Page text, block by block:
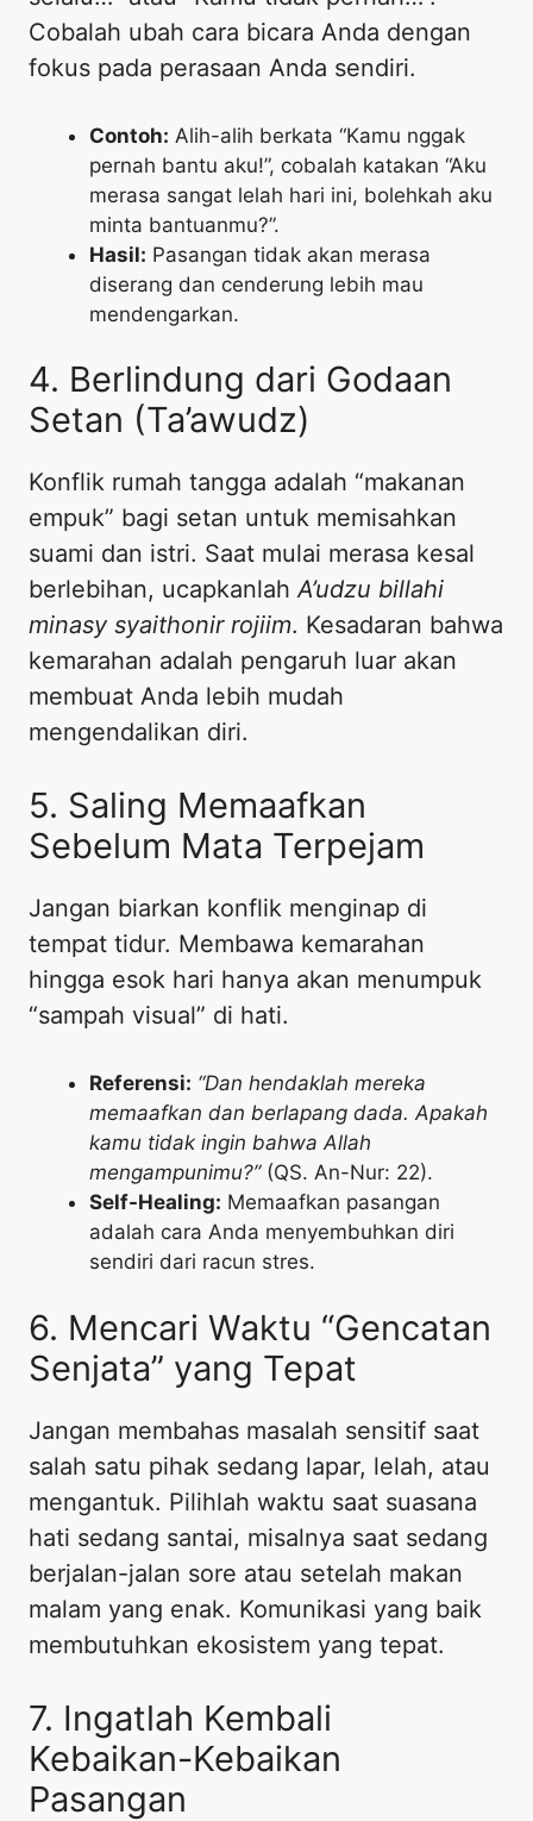
Cobalah ubah cara bicara Anda dengan
fokus pada perasaan Anda sendiri.
Contoh: Alih-alih berkata “Kamu nggak
pernah bantu aku!”, cobalah katakan “Aku
merasa sangat lelah hari ini, bolehkah aku
minta bantuanmu?”.
Hasil: Pasangan tidak akan merasa
diserang dan cenderung lebih mau
mendengarkan.
4. Berlindung dari Godaan
Setan (Ta’awudz)
Konflik rumah tangga adalah “makanan
empuk” bagi setan untuk memisahkan
suami dan istri. Saat mulai merasa kesal
berlebihan, ucapkanlahA’udzu billahi
minasy syaithonir rojiim. Kesadaran bahwa
kemarahan adalah pengaruh luar akan
membuat Anda lebih mudah
mengendalikan diri.
5. Saling Memaafkan
Sebelum Mata Terpejam
Jangan biarkan konflik menginap di
tempat tidur. Membawa kemarahan
hingga esok hari hanya akan menumpuk
“sampah visual” di hati.
Referensi: “Dan hendaklah mereka
memaafkan dan berlapang dada. Apakah
kamu tidak ingin bahwa Allah
mengampunimu?”(QS. An-Nur: 22).
Self-Healing: Memaafkan pasangan
adalah cara Anda menyembuhkan diri
sendiri dari racun stres.
6. Mencari Waktu “Gencatan
Senjata” yang Tepat
Jangan membahas masalah sensitif saat
salah satu pihak sedang lapar, lelah, atau
mengantuk. Pilihlah waktu saat suasana
hati sedang santai, misalnya saat sedang
berjalan-jalan sore atau setelah makan
malam yang enak. Komunikasi yang baik
membutuhkan ekosistem yang tepat.
7. Ingatlah Kembali
Kebaikan-Kebaikan
Pasangan